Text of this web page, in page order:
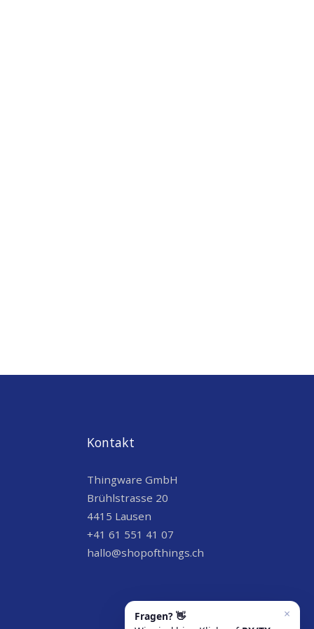
Kontakt
Thingware GmbH
Brühlstrasse 20
4415 Lausen
+41 61 551 41 07
hallo@shopofthings.ch